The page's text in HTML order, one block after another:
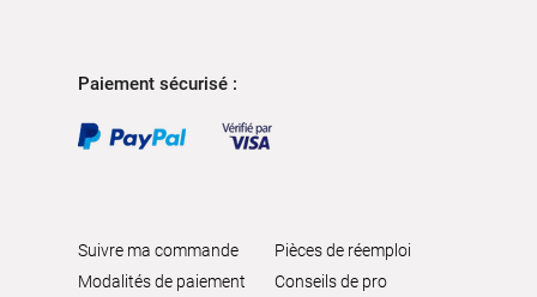
Paiement sécurisé :
Suivre ma commande
Modalités de paiement
Pièces de réemploi
Conseils de pro